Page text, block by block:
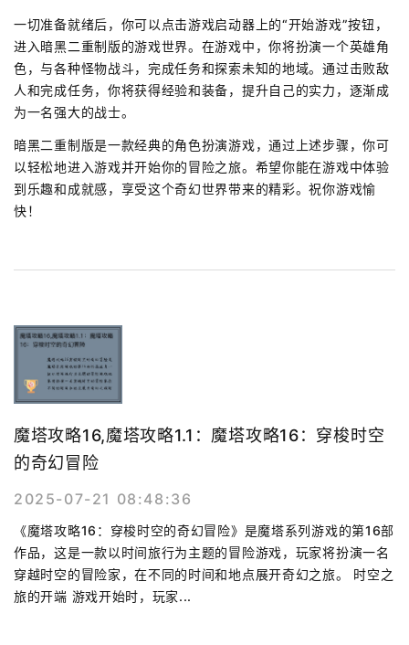
一切准备就绪后，你可以点击游戏启动器上的“开始游戏”按钮，
进入暗黑二重制版的游戏世界。在游戏中，你将扮演一个英雄角
色，与各种怪物战斗，完成任务和探索未知的地域。通过击败敌
人和完成任务，你将获得经验和装备，提升自己的实力，逐渐成
为一名强大的战士。
暗黑二重制版是一款经典的角色扮演游戏，通过上述步骤，你可
以轻松地进入游戏并开始你的冒险之旅。希望你能在游戏中体验
到乐趣和成就感，享受这个奇幻世界带来的精彩。祝你游戏愉
快！
魔塔攻略16,魔塔攻略1.1：魔塔攻略16：穿梭时空
的奇幻冒险
2025-07-21 08:48:36
《魔塔攻略16：穿梭时空的奇幻冒险》是魔塔系列游戏的第16部
作品，这是一款以时间旅行为主题的冒险游戏，玩家将扮演一名
穿越时空的冒险家，在不同的时间和地点展开奇幻之旅。 时空之
旅的开端 游戏开始时，玩家...